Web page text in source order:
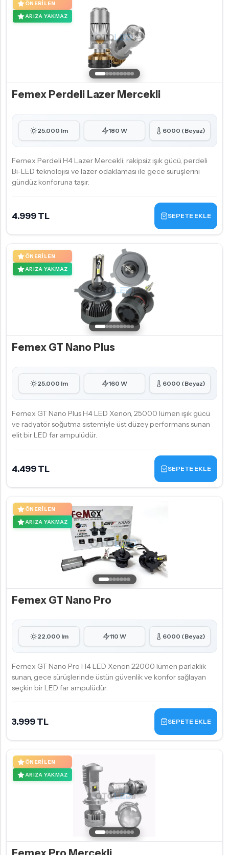
ÖNERILEN
ARIZA YAKMAZ
Femex Perdeli Lazer Mercekli
25.000 lm 180 W 6000 (Beyaz)
Femex Perdeli H4 Lazer Mercekli; rakipsiz ışık gücü, perdeli
Bi-LED teknolojisi ve lazer odaklaması ile gece sürüşlerini
gündüz konforuna taşır.
4.999 TL SEPETE EKLE
ÖNERILEN
ARIZA YAKMAZ
Femex GT Nano Plus
25.000 lm 160 W 6000 (Beyaz)
Femex GT Nano Plus H4 LED Xenon, 25000 lümen ışık gücü
ve radyatör soğutma sistemiyle üst düzey performans sunan
elit bir LED far ampulüdür.
4.499 TL SEPETE EKLE
ÖNERILEN
ARIZA YAKMAZ
Femex GT Nano Pro
22.000 lm 110 W 6000 (Beyaz)
Femex GT Nano Pro H4 LED Xenon 22000 lümen parlaklık
sunan, gece sürüşlerinde üstün güvenlik ve konfor sağlayan
seçkin bir LED far ampulüdür.
3.999 TL SEPETE EKLE
ÖNERILEN
ARIZA YAKMAZ